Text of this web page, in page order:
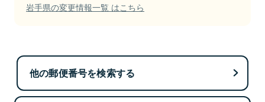
岩手県の変更情報一覧 はこちら
他の郵便番号を検索する